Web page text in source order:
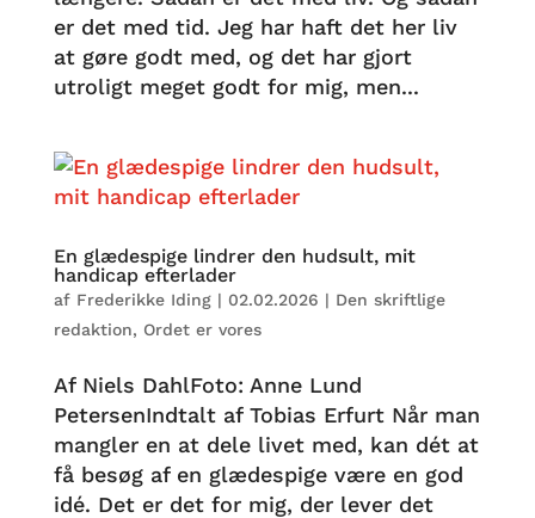
er det med tid. Jeg har haft det her liv
at gøre godt med, og det har gjort
utroligt meget godt for mig, men...
En glædespige lindrer den hudsult, mit
handicap efterlader
af Frederikke Iding| 02.02.2026 | Den skriftlige
redaktion, Ordet er vores
Af Niels DahlFoto: Anne Lund
PetersenIndtalt af Tobias Erfurt Når man
mangler en at dele livet med, kan dét at
få besøg af en glædespige være en god
idé. Det er det for mig, der lever det